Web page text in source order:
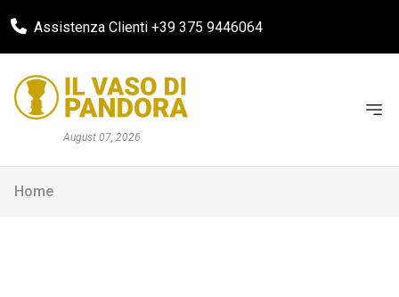
Assistenza Clienti +39 375 9446064
August 07, 2026
Home